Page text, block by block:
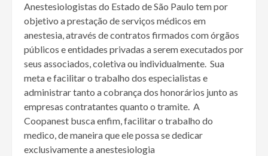
Anestesiologistas do Estado de São Paulo tem por
objetivo a prestação de serviços médicos em
anestesia, através de contratos firmados com órgãos
públicos e entidades privadas a serem executados por
seus associados, coletiva ou individualmente. Sua
meta e facilitar o trabalho dos especialistas e
administrar tanto a cobrança dos honorários junto as
empresas contratantes quanto o tramite. A
Coopanest busca enfim, facilitar o trabalho do
medico, de maneira que ele possa se dedicar
exclusivamente a anestesiologia